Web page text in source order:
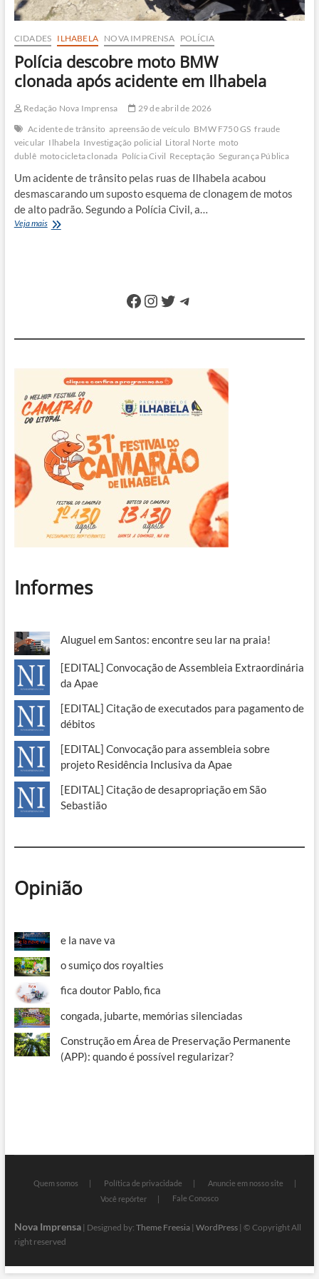
CIDADES ILHABELA NOVA IMPRENSA POLÍCIA
Polícia descobre moto BMW
clonada após acidente em Ilhabela
Redação Nova Imprensa
29 de abril de 2026
Acidente de trânsito apreensão de veículo BMW F750 GS fraude
veicular Ilhabela Investigação policial Litoral Norte moto
dublê motocicleta clonada Polícia Civil Receptação Segurança Pública
Um acidente de trânsito pelas ruas de Ilhabela acabou
desmascarando um suposto esquema de clonagem de motos
de alto padrão. Segundo a Polícia Civil, a…
Veja maisPolícia
Facebook
Instagram
Twitter
Telegram
Informes
Aluguel em Santos: encontre seu lar na praia!
[EDITAL] Convocação de Assembleia Extraordinária
da Apae
[EDITAL] Citação de executados para pagamento de
débitos
[EDITAL] Convocação para assembleia sobre
projeto Residência Inclusiva da Apae
[EDITAL] Citação de desapropriação em São
Sebastião
Opinião
e la nave va
o sumiço dos royalties
fica doutor Pablo, fica
congada, jubarte, memórias silenciadas
Construção em Área de Preservação Permanente
(APP): quando é possível regularizar?
Quem somos Política de privacidade
Anuncie em nosso site
Você repórter
Fale Conosco
Nova Imprensa| Designed by: Theme Freesia| WordPress| © Copyright All
right reserved